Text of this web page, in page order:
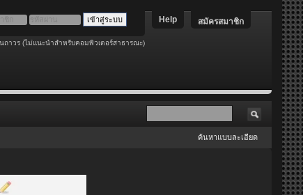
สมัครสมาชิก
Help
ถาวร (ไม่แนะนำสำหรับคอมพิวเตอร์สาธารณะ)
ค้นหาแบบละเอียด